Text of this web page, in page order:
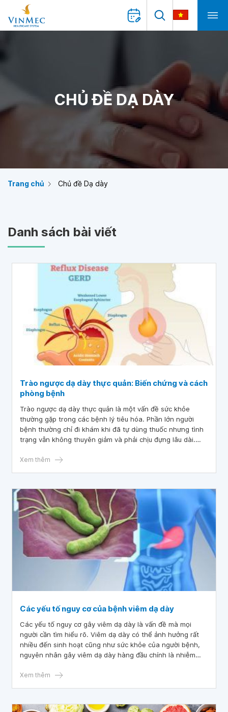
CHỦ ĐỀ DẠ DÀY
Trang chủ Chủ đề Dạ dày
Danh sách bài viết
Trào ngược dạ dày thực quản: Biến chứng và cách
phòng bệnh
Trào ngược dạ dày thực quản là một vấn đề sức khỏe
thường gặp trong các bệnh lý tiêu hóa. Phần lớn người
bệnh thường chỉ đi khám khi đã tự dùng thuốc nhưng tình
trạng vẫn không thuyên giảm và phải chịu đựng lâu dài.
viêm xoang, ung thư thực quản… có thể xảy ra nếu không
Xem thêm
Các yếu tố nguy cơ của bệnh viêm dạ dày
Các yếu tố nguy cơ gây viêm dạ dày là vấn đề mà mọi
người cần tìm hiểu rõ. Viêm dạ dày có thể ảnh hưởng rất
nhiều đến sinh hoạt cũng như sức khỏe của người bệnh,
nguyên nhân gây viêm dạ dày hàng đầu chính là nhiễm
hoàn toàn. Tuy nhiên nếu không điều trị kịp thời, bệnh có
Xem thêm